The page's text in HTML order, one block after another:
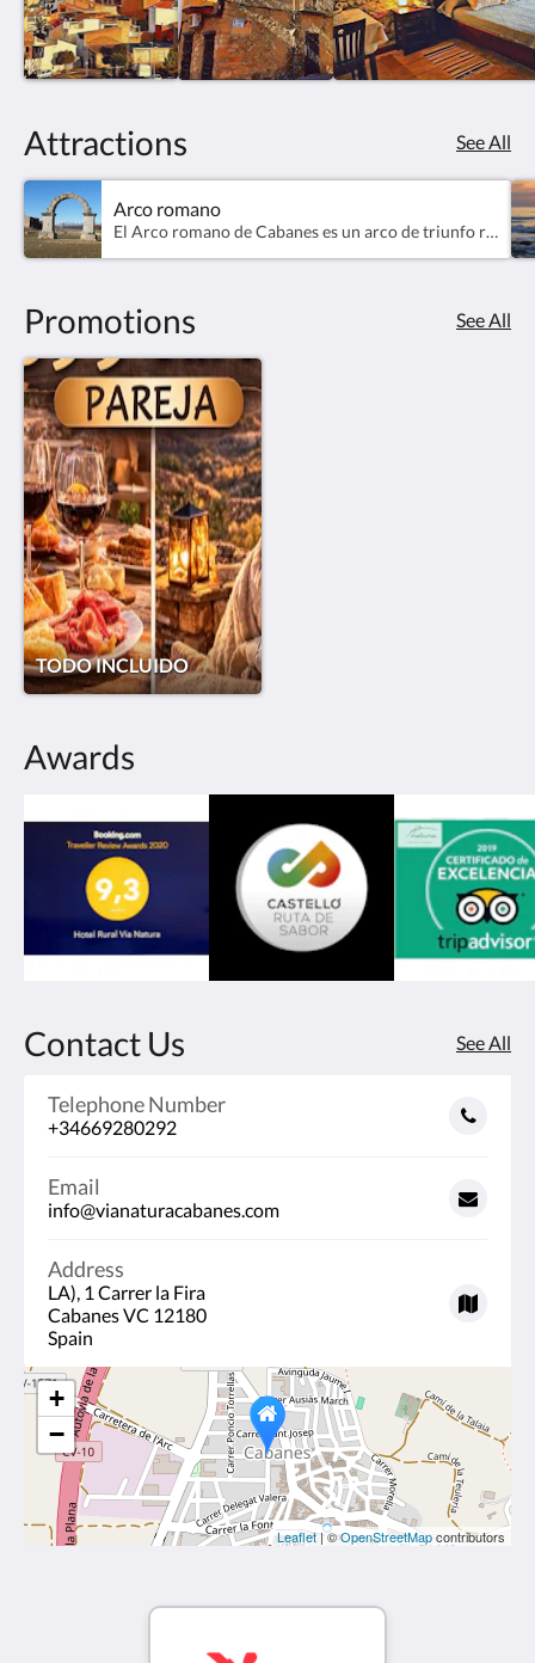
Attractions See All
Arco romano
El Arco romano de Cabanes es un arco de triunfo romano construido en el Siglo II d.C. situado en la localidad española de Cabanes, a dos kilómetros y medio del centro urbano, junto a la vía Augusta y a la actual carretera CV-157, en medio de la llanura a la que da nombre.
Promotions See All
TODO INCLUIDO
Awards
Contact Us See All
Telephone Number
+34669280292
Email
info@vianaturacabanes.com
Address
LA), 1 Carrer la Fira
Cabanes VC 12180
Spain
+
−
Leaflet| ©OpenStreetMapcontributors